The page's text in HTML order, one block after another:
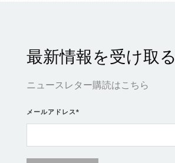
最新情報を受け取る
ニュースレター購読はこちら
メールアドレス*